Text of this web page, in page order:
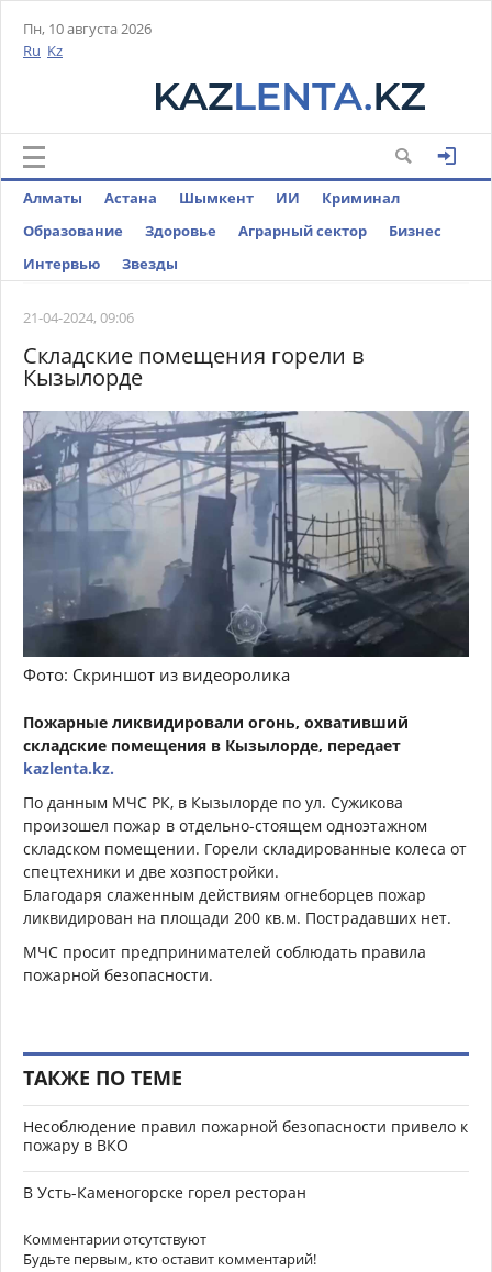
Пн, 10 августа 2026
Ru Kz
Алматы Астана Шымкент ИИ
Криминал
Образование
Здоровье Аграрный сектор
Бизнес
Интервью
Звезды
21-04-2024, 09:06
Складские помещения горели в
Кызылорде
Фото: Скриншот из видеоролика
Пожарные ликвидировали огонь, охвативший
складские помещения в Кызылорде, передает
kazlenta.kz.
По данным МЧС РК, в Кызылорде по ул. Сужикова
произошел пожар в отдельно-стоящем одноэтажном
складском помещении. Горели складированные колеса от
спецтехники и две хозпостройки.
Благодаря слаженным действиям огнеборцев пожар
ликвидирован на площади 200 кв.м. Пострадавших нет.
МЧС просит предпринимателей соблюдать правила
пожарной безопасности.
ТАКЖЕ ПО ТЕМЕ
Несоблюдение правил пожарной безопасности привело к
пожару в ВКО
В Усть-Каменогорске горел ресторан
Комментарии отсутствуют
Будьте первым, кто оставит комментарий!